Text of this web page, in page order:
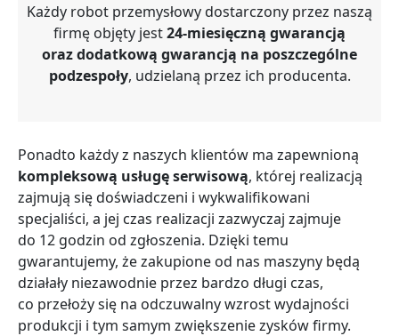
Każdy robot przemysłowy dostarczony przez naszą
firmę objęty jest24-miesięczną gwarancją
oraz dodatkową gwarancją na poszczególne
podzespoły, udzielaną przez ich producenta.
Ponadto każdy z naszych klientów ma zapewnioną
kompleksową usługę serwisową, której realizacją
zajmują się doświadczeni i wykwalifikowani
specjaliści, a jej czas realizacji zazwyczaj zajmuje
do 12 godzin od zgłoszenia. Dzięki temu
gwarantujemy, że zakupione od nas maszyny będą
działały niezawodnie przez bardzo długi czas,
co przełoży się na odczuwalny wzrost wydajności
produkcji i tym samym zwiększenie zysków firmy.